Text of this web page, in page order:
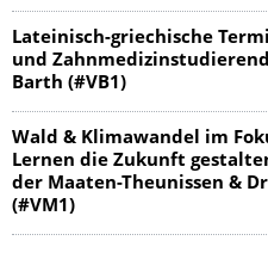
Lateinisch-griechische
und
Barth (#VB1)
Wald & Klimawandel im
Lernen die Zukunft
der Maaten-Theunissen &
(#VM1)